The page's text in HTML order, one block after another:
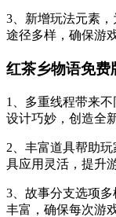
3、新增玩法元素
途径多样，确保游
红茶乡物语免费
1、多重线程带来
设计巧妙，创造全
2、丰富道具帮助
具应用灵活，提升
3、故事分支选项
丰富，确保每次游